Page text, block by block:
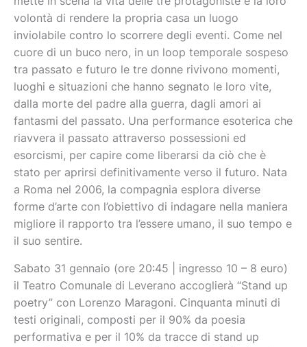
volontà di rendere la propria casa un luogo
inviolabile contro lo scorrere degli eventi. Come nel
cuore di un buco nero, in un loop temporale sospeso
tra passato e futuro le tre donne rivivono momenti,
luoghi e situazioni che hanno segnato le loro vite,
dalla morte del padre alla guerra, dagli amori ai
fantasmi del passato. Una performance esoterica che
riavvera il passato attraverso possessioni ed
esorcismi, per capire come liberarsi da ciò che è
stato per aprirsi definitivamente verso il futuro. Nata
a Roma nel 2006, la compagnia esplora diverse
forme d’arte con l’obiettivo di indagare nella maniera
migliore il rapporto tra l’essere umano, il suo tempo e
il suo sentire.
Sabato 31 gennaio (ore 20:45 | ingresso 10 – 8 euro)
il Teatro Comunale di Leverano accoglierà “Stand up
poetry” con Lorenzo Maragoni. Cinquanta minuti di
testi originali, composti per il 90% da poesia
performativa e per il 10% da tracce di stand up